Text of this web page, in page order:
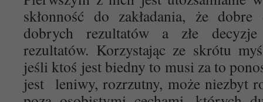
skłonność do zakładania, że
dobrych rezultatów a złe
rezultatów. Korzystając ze skrótu
jeśli ktoś jest biedny to musi za to
jest leniwy, rozrzutny, może niezbyt